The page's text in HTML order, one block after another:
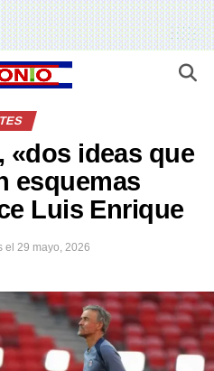
«dos ideas que
esquemas
Luis Enrique
el 29 mayo, 2026